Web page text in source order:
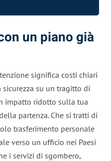
un piano già
significa costi chiari
su un tragitto di
impatto ridotto sulla tua
partenza. Che si tratti di
trasferimento personale
verso un ufficio nei Paesi
i servizi di sgombero,